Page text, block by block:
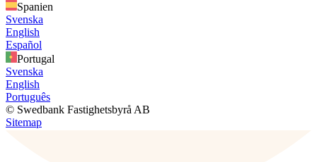
Spanien
Svenska
English
Español
Portugal
Svenska
English
Português
© Swedbank Fastighetsbyrå AB
Sitemap